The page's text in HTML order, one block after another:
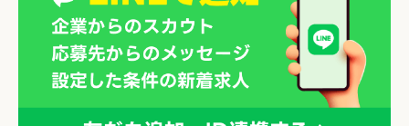
上位入社には賞金＆「ハワイ高級ホテル3泊無料+交通費5万円」※2025
年は8名のスタッフがＨawaiiへ♪ 技術・待遇・環境のすべてが整ったサ